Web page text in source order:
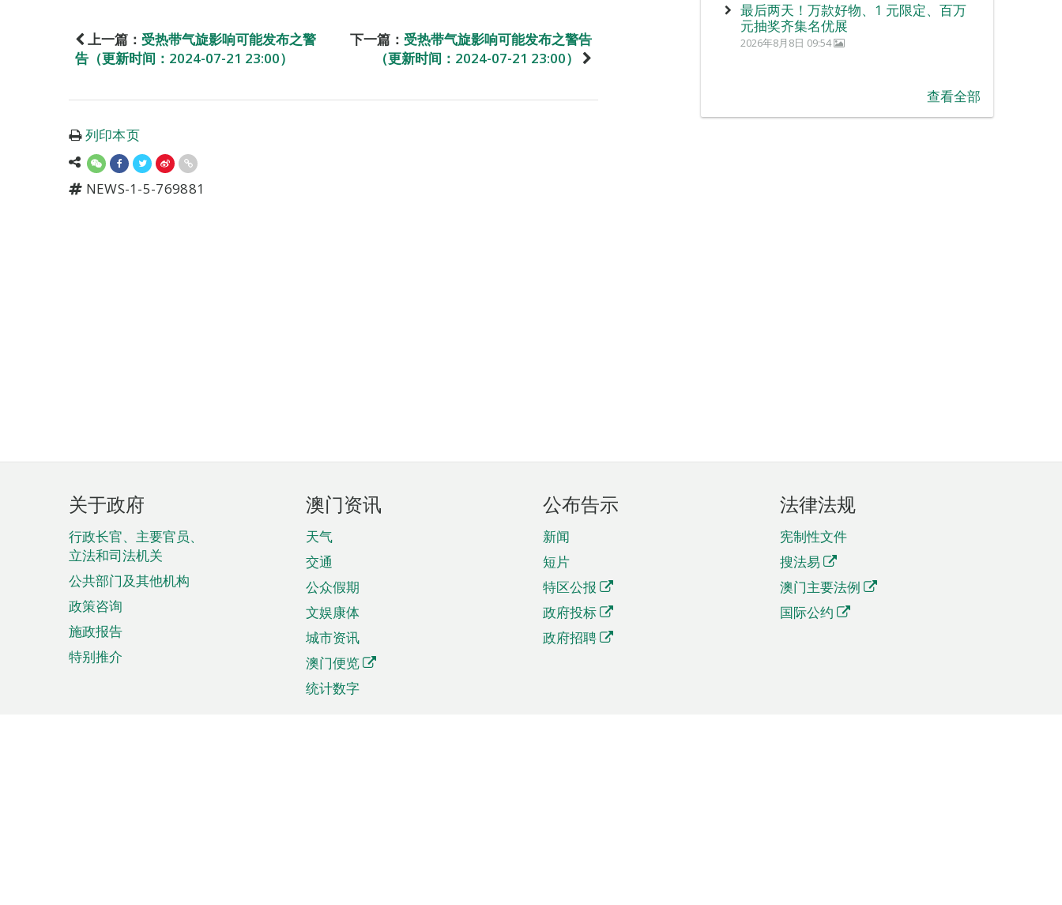
上一篇： 受热带气旋影响可能发布之警
告（更新时间：2024-07-21 23:00）
下一篇： 受热带气旋影响可能发布之警告
（更新时间：2024-07-21 23:00）
列印本页
NEWS-1-5-769881
最后两天！万款好物、1 元限定、百万
元抽奖齐集名优展
2026年8月8日 09:54
查看全部
页
脚
菜
单
关于政府
行政长官、主要官员、
立法和司法机关
公共部门及其他机构
政策咨询
施政报告
特别推介
澳门资讯
天气
交通
公众假期
文娱康体
城市资讯
澳门便览
统计数字
公布告示
新闻
短片
特区公报
政府投标
政府招聘
法律法规
宪制性文件
搜法易
澳门主要法例
国际公约